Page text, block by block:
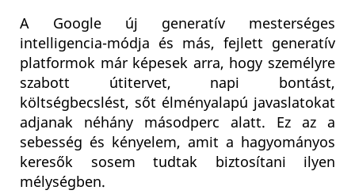
A Google új generatív mesterséges
intelligencia-módja és más, fejlett generatív
platformok már képesek arra, hogy személyre
szabott útitervet, napi bontást,
költségbecslést, sőt élményalapú javaslatokat
adjanak néhány másodperc alatt. Ez az a
sebesség és kényelem, amit a hagyományos
keresők sosem tudtak biztosítani ilyen
mélységben.